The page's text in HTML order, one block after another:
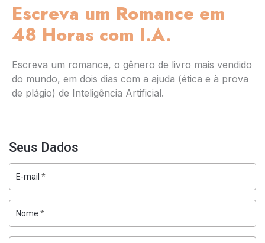
Escreva um Romance em
48 Horas com I.A.
Escreva um romance, o gênero de livro mais vendido
do mundo, em dois dias com a ajuda (ética e à prova
de plágio) de Inteligência Artificial.
Seus Dados
E-mail *
Nome *